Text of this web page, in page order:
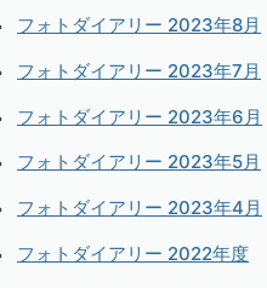
フォトダイアリー 2023年8月
フォトダイアリー 2023年7月
フォトダイアリー 2023年6月
フォトダイアリー 2023年5月
フォトダイアリー 2023年4月
フォトダイアリー 2022年度